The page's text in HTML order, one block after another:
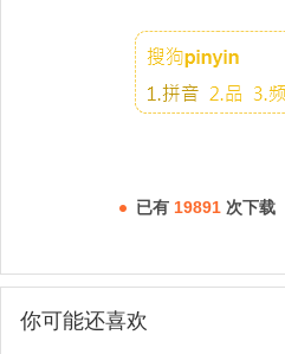
已有 19891 次下载
你可能还喜欢